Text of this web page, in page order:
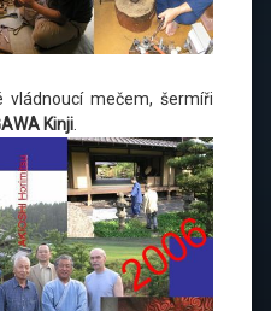
mečem, šermíři
Kinji